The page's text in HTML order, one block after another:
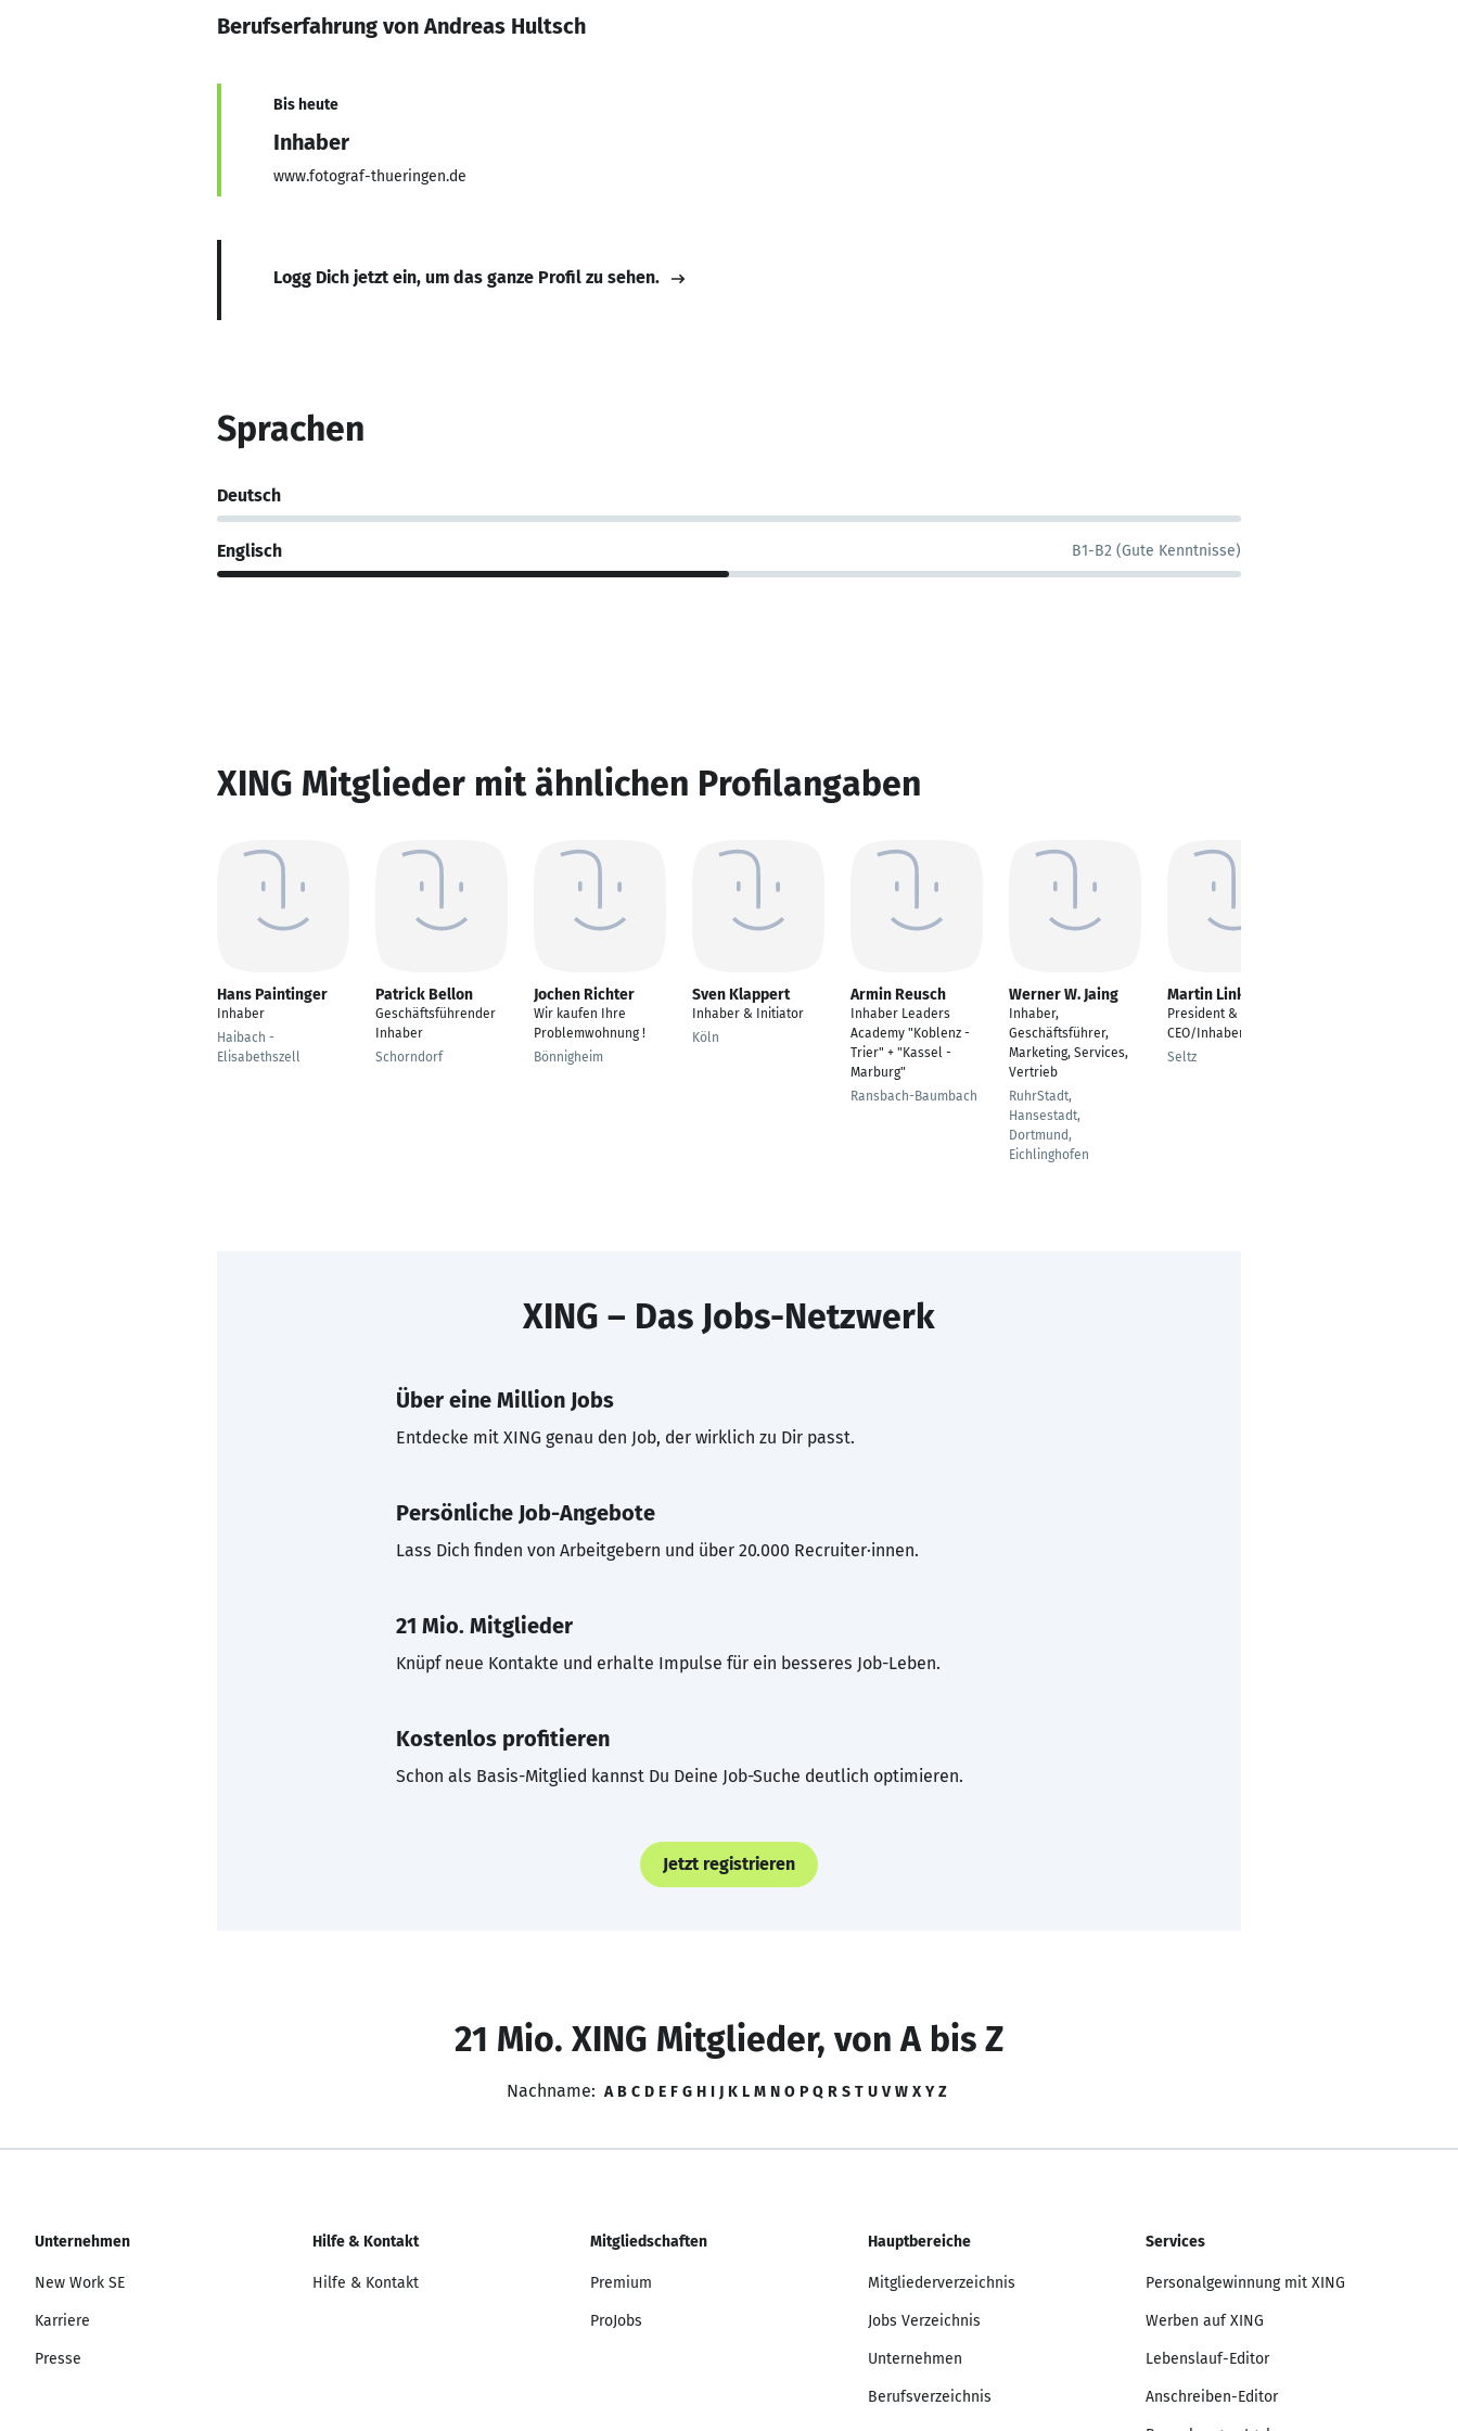
Berufserfahrung von Andreas Hultsch
Bis heute
Inhaber
www.fotograf-thueringen.de
Logg Dich jetzt ein, um das ganze Profil zu sehen.
Sprachen
Deutsch
Englisch B1-B2 (Gute Kenntnisse)
XING Mitglieder mit ähnlichen Profilangaben
Hans Paintinger
Inhaber
Haibach -
Elisabethszell
Patrick Bellon
Geschäftsführender
Inhaber
Schorndorf
Jochen Richter
Wir kaufen Ihre
Problemwohnung !
Bönnigheim
Sven Klappert
Inhaber & Initiator
Köln
Armin Reusch
Inhaber Leaders
Academy "Koblenz -
Trier" + "Kassel -
Marburg"
Ransbach-Baumbach
Werner W. Jaing
Inhaber,
Geschäftsführer,
Marketing, Services,
Vertrieb
RuhrStadt,
Hansestadt,
Dortmund,
Eichlinghofen
Martin Link
President &
CEO/Inhaber
Seltz
XING – Das Jobs-Netzwerk
Über eine Million Jobs
Entdecke mit XING genau den Job, der wirklich zu Dir passt.
Persönliche Job-Angebote
Lass Dich finden von Arbeitgebern und über 20.000 Recruiter·innen.
21 Mio. Mitglieder
Knüpf neue Kontakte und erhalte Impulse für ein besseres Job-Leben.
Kostenlos profitieren
Schon als Basis-Mitglied kannst Du Deine Job-Suche deutlich optimieren.
Jetzt registrieren
21 Mio. XING Mitglieder, von A bis Z
Nachname: A B C D E F G H I J K L M N O P Q R S T U V W X Y Z
Unternehmen
New Work SE
Karriere
Presse
Hilfe & Kontakt
Hilfe & Kontakt
Mitgliedschaften
Premium
ProJobs
Hauptbereiche
Mitgliederverzeichnis
Jobs Verzeichnis
Unternehmen
Berufsverzeichnis
Services
Personalgewinnung mit XING
Werben auf XING
Lebenslauf-Editor
Anschreiben-Editor